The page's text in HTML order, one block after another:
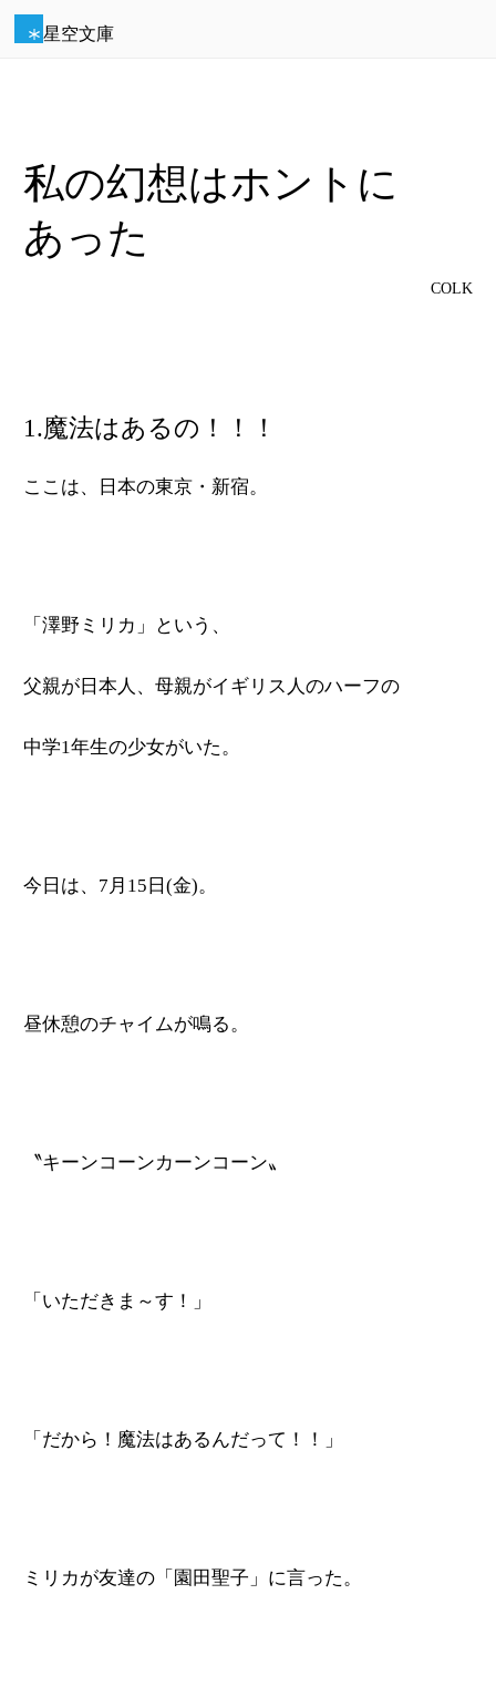
星空文庫
私の幻想はホントに
あった
COLK
1.魔法はあるの！！！
ここは、日本の東京・新宿。
「澤野ミリカ」という、
父親が日本人、母親がイギリス人のハーフの
中学1年生の少女がいた。
今日は、7月15日(金)。
昼休憩のチャイムが鳴る。
〝キーンコーンカーンコーン〟
「いただきま～す！」
「だから！魔法はあるんだって！！」
ミリカが友達の「園田聖子」に言った。